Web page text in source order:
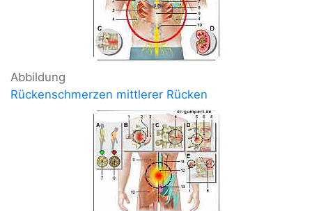
Abbildung
Rückenschmerzen mittlerer Rücken